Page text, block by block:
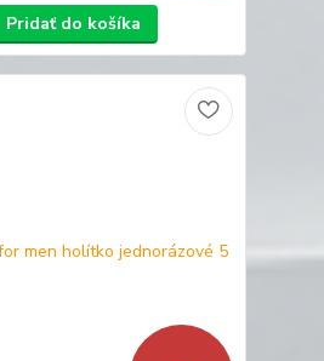
Pridať do košíka